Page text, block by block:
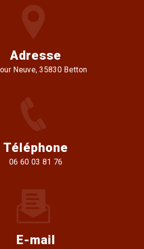
Adresse
Neuve, 35830 Betton
Téléphone
06 60 03 81 76
E-mail